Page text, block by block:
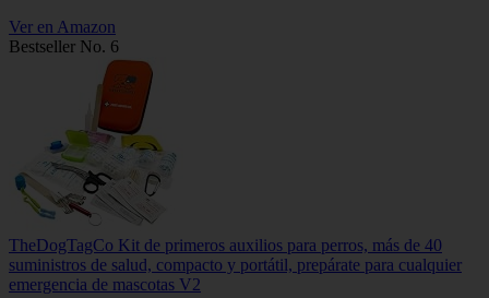
Ver en Amazon
Bestseller No. 6
TheDogTagCo Kit de primeros auxilios para perros, más de 40
suministros de salud, compacto y portátil, prepárate para cualquier
emergencia de mascotas V2